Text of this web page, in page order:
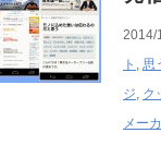
2014/
ト , 思
ジ, ク
メー